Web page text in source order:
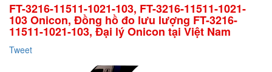
FT-3216-11511-1021-103, FT-3216-11511-1021-
103 Onicon, Đồng hồ đo lưu lượng FT-3216-
11511-1021-103, Đại lý Onicon tại Việt Nam
Tweet